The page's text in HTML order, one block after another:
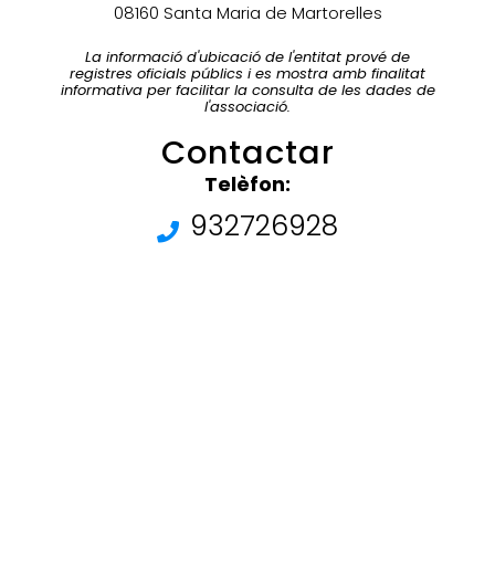
08160 Santa Maria de Martorelles
La informació d'ubicació de l'entitat prové de
registres oficials públics i es mostra amb finalitat
informativa per facilitar la consulta de les dades de
l'associació.
Contactar
Telèfon:
932726928